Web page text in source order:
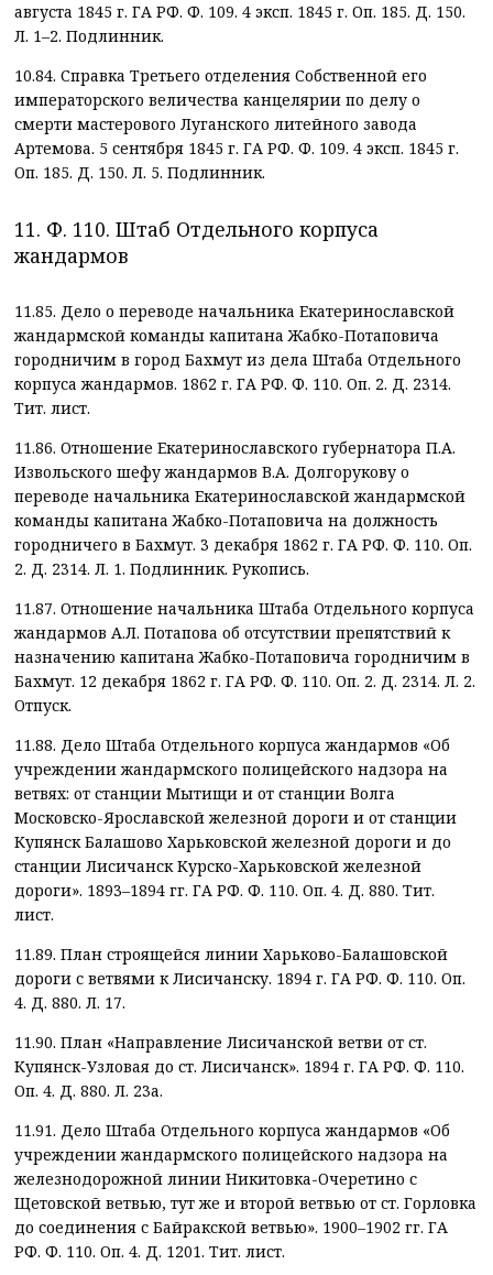
августа 1845 г. ГА РФ. Ф. 109. 4 эксп. 1845 г. Оп. 185. Д. 150.
Л. 1–2. Подлинник.
10.84. Справка Третьего отделения Собственной его
императорского величества канцелярии по делу о
смерти мастерового Луганского литейного завода
Артемова. 5 сентября 1845 г. ГА РФ. Ф. 109. 4 эксп. 1845 г.
Оп. 185. Д. 150. Л. 5. Подлинник.
11. Ф. 110. Штаб Отдельного корпуса
жандармов
11.85. Дело о переводе начальника Екатеринославской
жандармской команды капитана Жабко-Потаповича
городничим в город Бахмут из дела Штаба Отдельного
корпуса жандармов. 1862 г. ГА РФ. Ф. 110. Оп. 2. Д. 2314.
Тит. лист.
11.86. Отношение Екатеринославского губернатора П.А.
Извольского шефу жандармов В.А. Долгорукову о
переводе начальника Екатеринославской жандармской
команды капитана Жабко-Потаповича на должность
городничего в Бахмут. 3 декабря 1862 г. ГА РФ. Ф. 110. Оп.
2. Д. 2314. Л. 1. Подлинник. Рукопись.
11.87. Отношение начальника Штаба Отдельного корпуса
жандармов А.Л. Потапова об отсутствии препятствий к
назначению капитана Жабко-Потаповича городничим в
Бахмут. 12 декабря 1862 г. ГА РФ. Ф. 110. Оп. 2. Д. 2314. Л. 2.
Отпуск.
11.88. Дело Штаба Отдельного корпуса жандармов «Об
учреждении жандармского полицейского надзора на
ветвях: от станции Мытищи и от станции Волга
Московско-Ярославской железной дороги и от станции
Купянск Балашово Харьковской железной дороги и до
станции Лисичанск Курско-Харьковской железной
дороги». 1893–1894 гг. ГА РФ. Ф. 110. Оп. 4. Д. 880. Тит.
лист.
11.89. План строящейся линии Харьково-Балашовской
дороги с ветвями к Лисичанску. 1894 г. ГА РФ. Ф. 110. Оп.
4. Д. 880. Л. 17.
11.90. План «Направление Лисичанской ветви от ст.
Купянск-Узловая до ст. Лисичанск». 1894 г. ГА РФ. Ф. 110.
Оп. 4. Д. 880. Л. 23а.
11.91. Дело Штаба Отдельного корпуса жандармов «Об
учреждении жандармского полицейского надзора на
железнодорожной линии Никитовка-Очеретино с
Щетовской ветвью, тут же и второй ветвью от ст. Горловка
до соединения с Байракской ветвью». 1900–1902 гг. ГА
РФ. Ф. 110. Оп. 4. Д. 1201. Тит. лист.